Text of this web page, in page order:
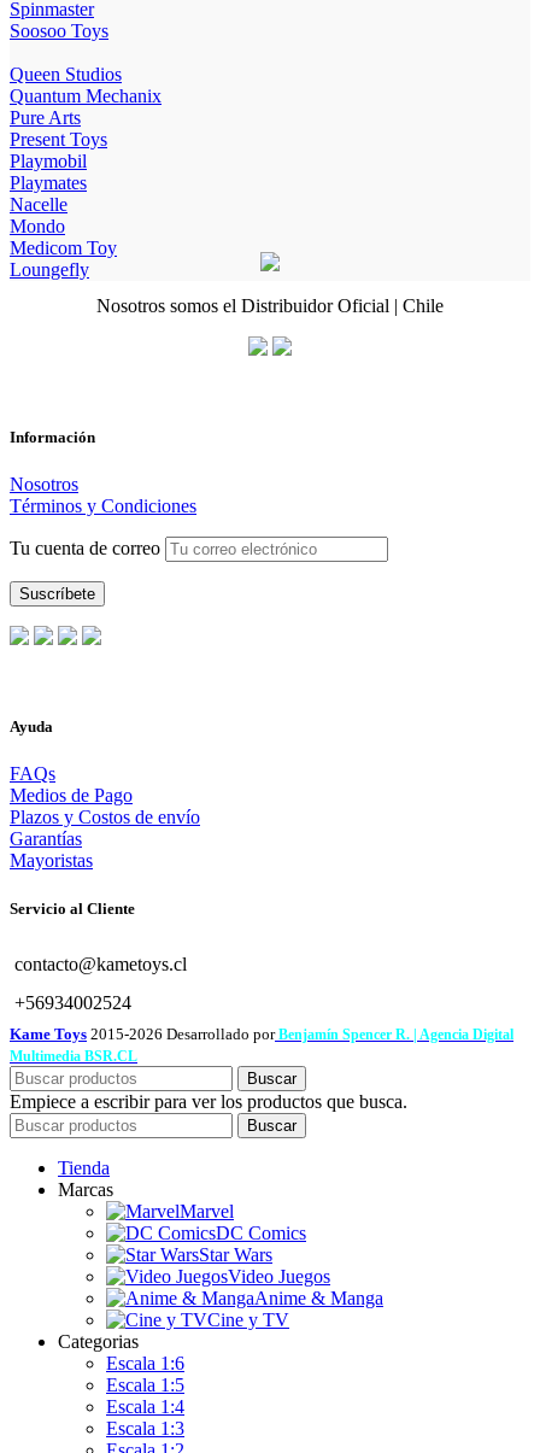
Spinmaster
Soosoo Toys
Queen Studios
Quantum Mechanix
Pure Arts
Present Toys
Playmobil
Playmates
Nacelle
Mondo
Medicom Toy
Loungefly
Nosotros somos el Distribuidor Oficial | Chile
Información
Nosotros
Términos y Condiciones
Tu cuenta de correo
Ayuda
FAQs
Medios de Pago
Plazos y Costos de envío
Garantías
Mayoristas
Servicio al Cliente
contacto@kametoys.cl
+56934002524
Kame Toys 2015-2026 Desarrollado porBenjamín Spencer R. | Agencia Digital
Multimedia BSR.CL
Buscar
Empiece a escribir para ver los productos que busca.
Buscar
Tienda
Marcas
Marvel
DC Comics
Star Wars
Video Juegos
Anime & Manga
Cine y TV
Categorias
Escala 1:6
Escala 1:5
Escala 1:4
Escala 1:3